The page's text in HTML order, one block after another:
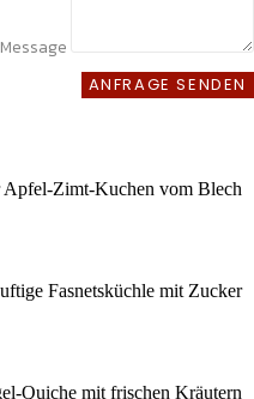
Message
ANFRAGE SENDEN